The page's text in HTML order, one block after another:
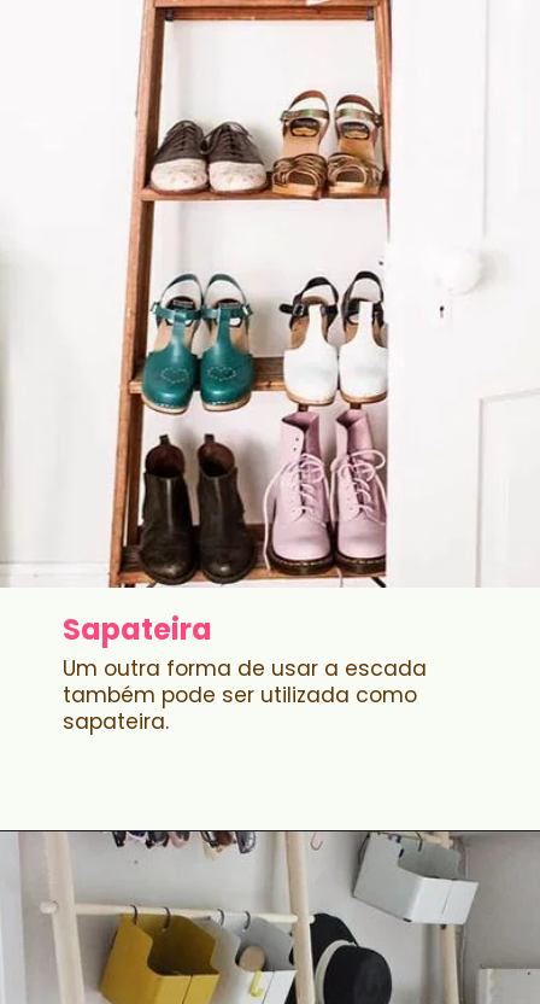
Sapateira
Um outra forma de usar a escada
também pode ser utilizada como
sapateira.